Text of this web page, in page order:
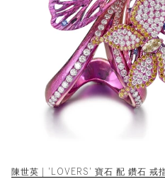
陳世英 | 'LOVERS' 寶石 配 鑽石